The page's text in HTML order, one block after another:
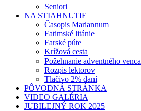
Seniori
NA STIAHNUTIE
Časopis Mariannum
Fatimské litánie
Farské púte
Krížová cesta
Požehnanie adventného venca
Rozpis lektorov
Tlačivo 2% daní
PÔVODNÁ STRÁNKA
VIDEO GALÉRIA
JUBILEJNÝ ROK 2025